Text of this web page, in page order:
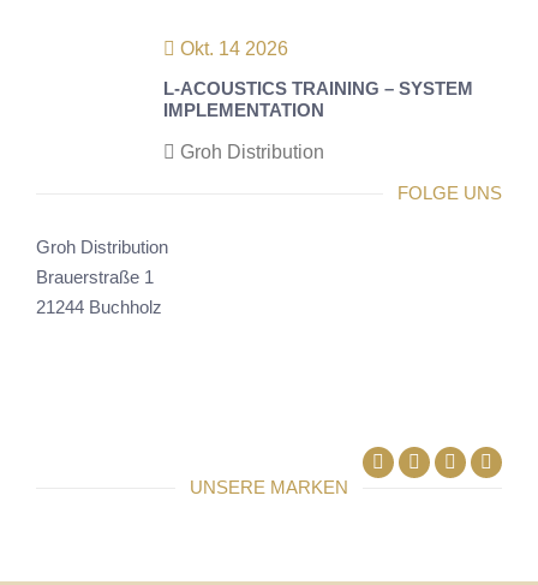
Okt. 14 2026
L-ACOUSTICS TRAINING – SYSTEM
IMPLEMENTATION
Groh Distribution
FOLGE UNS
Groh Distribution
Brauerstraße 1
21244 Buchholz
FacebookLinkedin
UNSERE MARKEN